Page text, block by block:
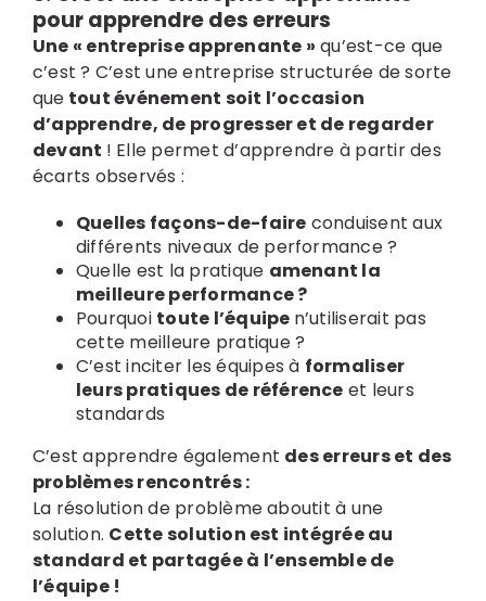
pour apprendre des erreurs
Une « entreprise apprenante » qu’est-ce que
c’est ? C’est une entreprise structurée de sorte
que tout événement soit l’occasion
d’apprendre, de progresser et de regarder
devant ! Elle permet d’apprendre à partir des
écarts observés :
Quelles façons-de-faire conduisent aux
différents niveaux de performance ?
Quelle est la pratique amenant la
meilleure performance ?
Pourquoi toute l’équipe n’utiliserait pas
cette meilleure pratique ?
C’est inciter les équipes à formaliser
leurs pratiques de référence et leurs
standards
C’est apprendre également des erreurs et des
problèmes rencontrés :
La résolution de problème aboutit à une
solution. Cette solution est intégrée au
standard et partagée à l’ensemble de
l’équipe !